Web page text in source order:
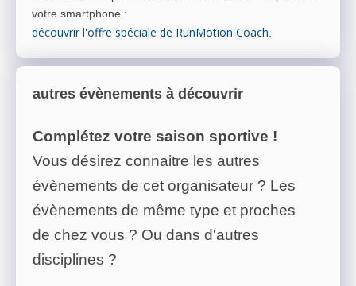
votre smartphone :
découvrir l'offre spéciale de RunMotion Coach.
autres évènements à découvrir
Complétez votre saison sportive !
Vous désirez connaitre les autres
évènements de cet organisateur ? Les
évènements de même type et proches
de chez vous ? Ou dans d'autres
disciplines ?